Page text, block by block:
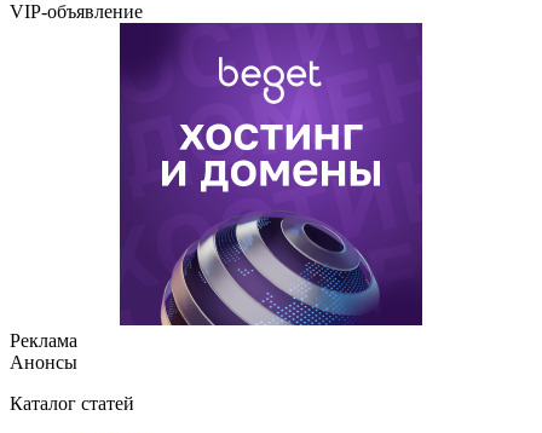
VIP-объявление
Реклама
Анонсы
Каталог статей